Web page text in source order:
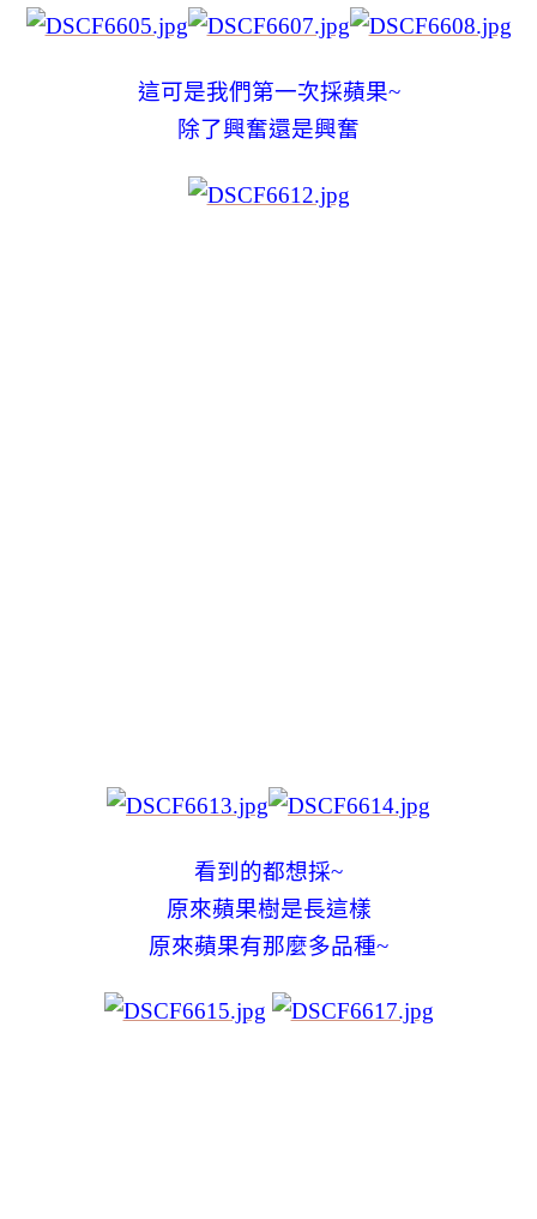
這可是我們第一次採蘋果~
除了興奮還是興奮
看到的都想採~
原來蘋果樹是長這樣
原來蘋果有那麼多品種~